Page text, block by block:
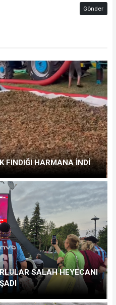
Gönder
FINDIĞI HARMANA İNDİ
SALAH HEYECANI